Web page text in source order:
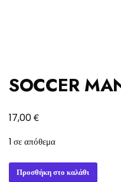
SOCCER
17,00€
1 σε απόθεμα
SOCCER
Προσθήκη στο καλάθι